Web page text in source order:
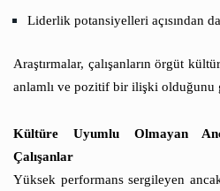
Liderlik potansiyelleri açısından
Araştırmalar, çalışanların örgüt
anlamlı ve pozitif bir ilişki olduğunu
Kültüre Uyumlu Olmayan
Çalışanlar
Yüksek performans sergileyen